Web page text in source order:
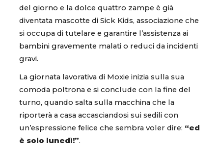
del giorno e la dolce quattro zampe è già
diventata mascotte di Sick Kids, associazione che
si occupa di tutelare e garantire l’assistenza ai
bambini gravemente malati o reduci da incidenti
gravi.
La giornata lavorativa di Moxie inizia sulla sua
comoda poltrona e si conclude con la fine del
turno, quando salta sulla macchina che la
riporterà a casa accasciandosi sui sedili con
un’espressione felice che sembra voler dire: “ed
è solo lunedì!”.